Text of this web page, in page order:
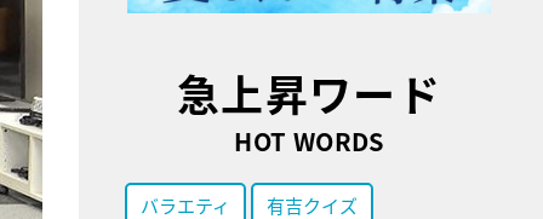
急上昇ワード
HOT WORDS
バラエティ 有吉クイズ